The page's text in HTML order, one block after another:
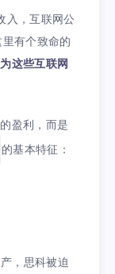
入，互联网公
有个致命的
这些互联网
盈利，而是
的基本特征：
，思科被迫